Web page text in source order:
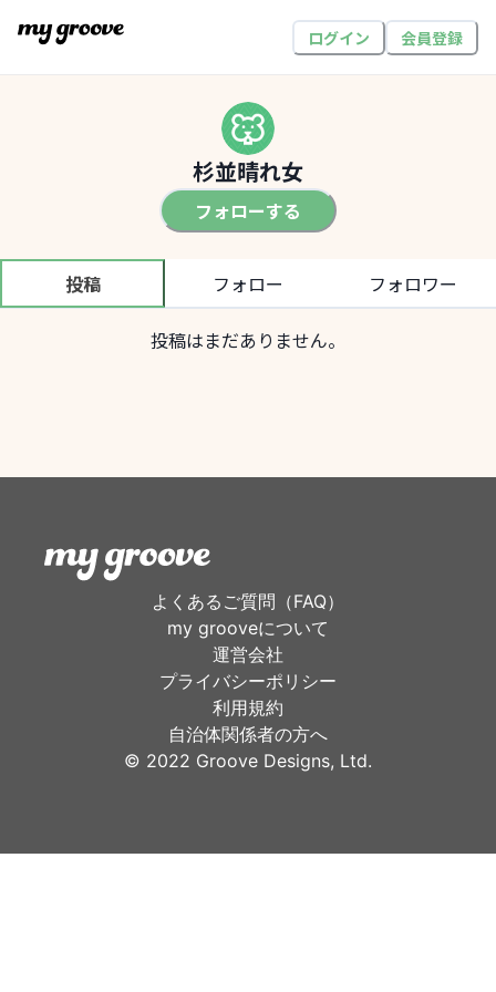
ログイン 会員登録
杉並晴れ女
フォローする
投稿 フォロー フォロワー
投稿はまだありません。
よくあるご質問（FAQ）
my grooveについて
運営会社
プライバシーポリシー
利用規約
自治体関係者の方へ
©︎ 2022 Groove Designs, Ltd.